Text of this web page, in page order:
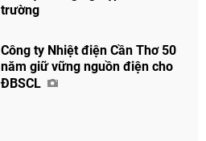
trường
Công ty Nhiệt điện Cần Thơ 50
năm giữ vững nguồn điện cho
ĐBSCL